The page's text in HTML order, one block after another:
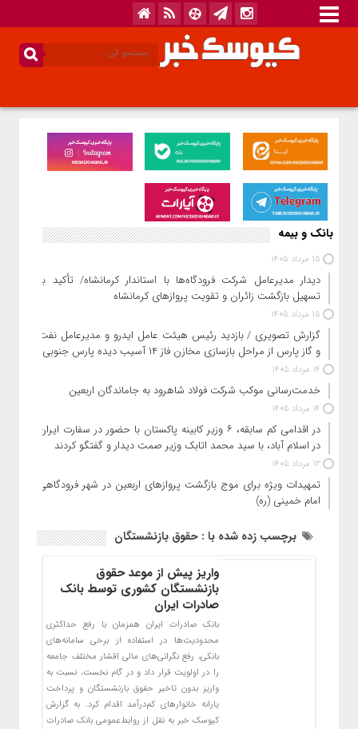
بانک و بیمه
15 مرداد 1405
دیدار مدیرعامل شرکت فرودگاه‌ها با استاندار کرمانشاه/ تأکید بر
تسهیل بازگشت زائران و تقویت پروازهای کرمانشاه
15 مرداد 1405
گزارش تصویری / بازدید رئیس هیئت عامل ایدرو و مدیرعامل نفت
و گاز پارس از مراحل بازسازی مخازن فاز ۱۴ آسیب دیده پارس جنوبی
14 مرداد 1405
خدمت‌رسانی موکب شرکت فولاد شاهرود به جاماندگان اربعین
14 مرداد 1405
در اقدامی کم سابقه، ۶ وزیر کابینه پاکستان با حضور در سفارت ایران
در اسلام آباد، با سید محمد اتابک وزیر صمت دیدار و گفتگو کردند
13 مرداد 1405
تمهیدات ویژه برای موج بازگشت پروازهای اربعین در شهر فرودگاهی
امام خمینی (ره)
برچسب زده شده با : حقوق بازنشستگان
واریز پیش از موعد حقوق
بازنشستگان کشوری توسط بانک
صادرات ایران
بانک صادرات ایران همزمان با رفع حداکثری
محدودیت‌ها در استفاده از برخی سامانه‌های
بانکی، رفع نگرانی‌های مالی اقشار مختلف جامعه
را در اولویت قرار داد و در گام نخست، نسبت به
واریز بدون تاخیر حقوق بازنشستگان و پرداخت
یارانه خانوارهای کم‌درآمد اقدام کرد. به گزارش
کیوسک خبر به نقل از روابط‌عمومی بانک صادرات